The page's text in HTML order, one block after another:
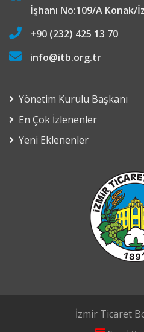
İşhanı No:109/A Konak/
+90 (232) 425 13 70
info@itb.org.tr
Yönetim Kurulu Başkanı
En Çok İzlenenler
Yeni Eklenenler
İzmir Ticaret